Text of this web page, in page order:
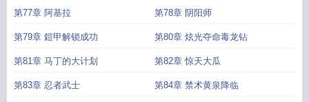
第77章 阿基拉 第78章 阴阳师
第79章 鎧甲解锁成功 第80章 炫光夺命毒龙钻
第81章 马丁的大计划 第82章 惊天大瓜
第83章 忍者武士 第84章 禁术黄泉降临